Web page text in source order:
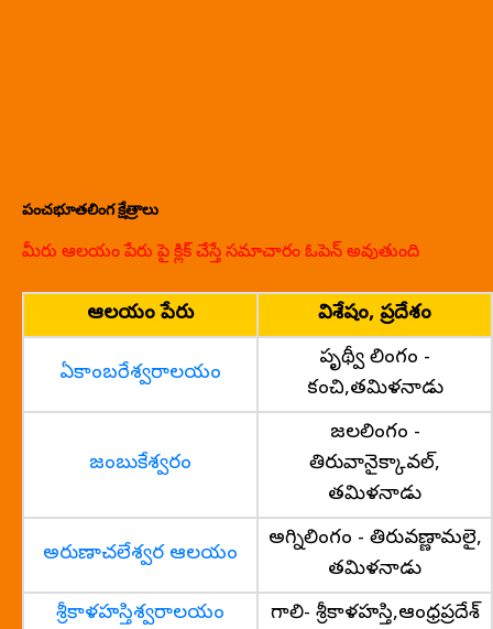
పంచభూతలింగ క్షేత్రాలు
మీరు ఆలయం పేరు పై క్లిక్ చేస్తే సమాచారం ఓపెన్ అవుతుంది
ఆలయం పేరు విశేషం, ప్రదేశం
ఏకాంబరేశ్వరాలయం
పృథ్వీ లింగం -
కంచి,తమిళనాడు
జంబుకేశ్వరం
జలలింగం -
తిరువానైక్కావల్,
తమిళనాడు
అరుణాచలేశ్వర ఆలయం
అగ్నిలింగం - తిరువణ్ణామలై,
తమిళనాడు
శ్రీకాళహస్తిశ్వరాలయం
గాలి- శ్రీకాళహస్తి,ఆంధ్రప్రదేశ్